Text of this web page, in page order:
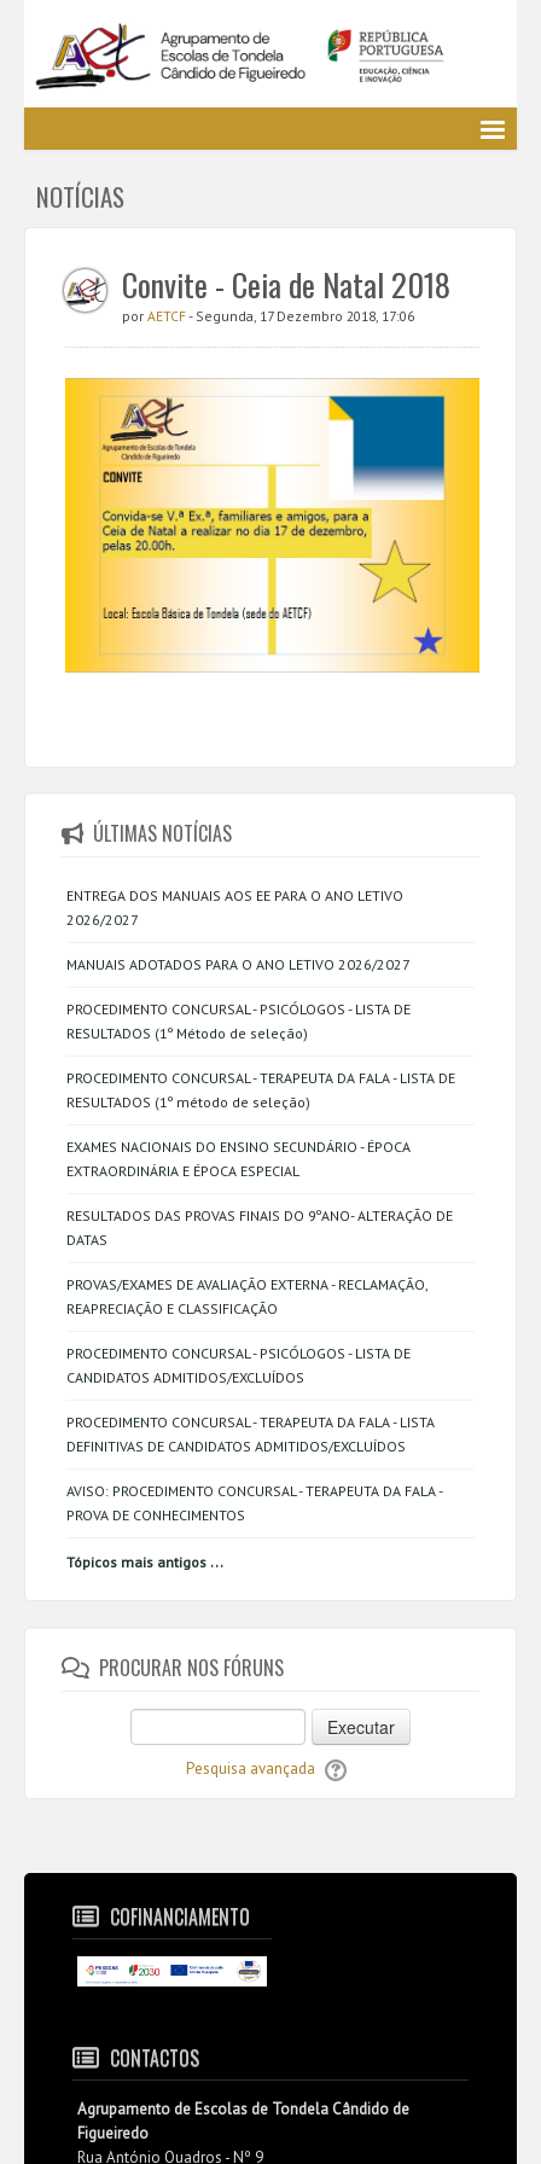
EE / Alunos
Cursos Profissionais
Bibliotecas
Media AETCF
Utilizador não identificado. (
NOTÍCIAS
Convite - Ceia de Natal 2018
por AETCF- Segunda, 17 Dezembro 2018, 17:06
ÚLTIMAS NOTÍCIAS
ENTREGA DOS MANUAIS AOS EE PARA O ANO LETIVO
2026/2027
MANUAIS ADOTADOS PARA O ANO LETIVO 2026/2027
PROCEDIMENTO CONCURSAL - PSICÓLOGOS - LISTA DE
RESULTADOS (1º Método de seleção)
PROCEDIMENTO CONCURSAL - TERAPEUTA DA FALA - LISTA DE
RESULTADOS (1º método de seleção)
EXAMES NACIONAIS DO ENSINO SECUNDÁRIO - ÉPOCA
EXTRAORDINÁRIA E ÉPOCA ESPECIAL
RESULTADOS DAS PROVAS FINAIS DO 9ºANO- ALTERAÇÃO DE
DATAS
PROVAS/EXAMES DE AVALIAÇÃO EXTERNA - RECLAMAÇÃO,
REAPRECIAÇÃO E CLASSIFICAÇÃO
PROCEDIMENTO CONCURSAL - PSICÓLOGOS - LISTA DE
CANDIDATOS ADMITIDOS/EXCLUÍDOS
PROCEDIMENTO CONCURSAL - TERAPEUTA DA FALA - LISTA
DEFINITIVAS DE CANDIDATOS ADMITIDOS/EXCLUÍDOS
AVISO: PROCEDIMENTO CONCURSAL - TERAPEUTA DA FALA -
PROVA DE CONHECIMENTOS
Tópicos mais antigos ...
PROCURAR NOS FÓRUNS
Executar
Pesquisa avançada
COFINANCIAMENTO
CONTACTOS
Agrupamento de Escolas de Tondela Cândido de
Figueiredo
Rua António Quadros - Nº 9